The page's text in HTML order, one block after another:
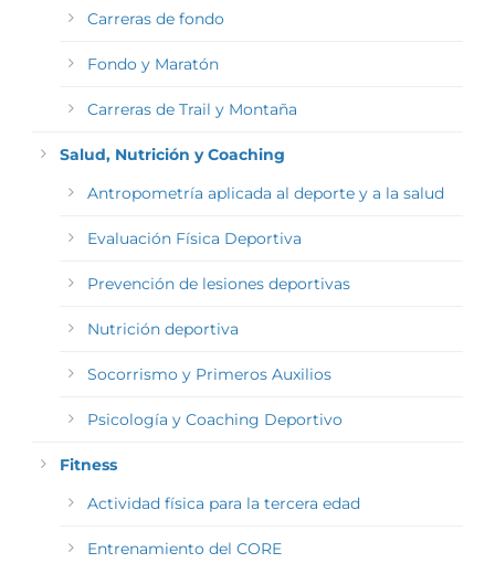
Carreras de fondo
Fondo y Maratón
Carreras de Trail y Montaña
Salud, Nutrición y Coaching
Antropometría aplicada al deporte y a la salud
Evaluación Física Deportiva
Prevención de lesiones deportivas
Nutrición deportiva
Socorrismo y Primeros Auxilios
Psicología y Coaching Deportivo
Fitness
Actividad física para la tercera edad
Entrenamiento del CORE